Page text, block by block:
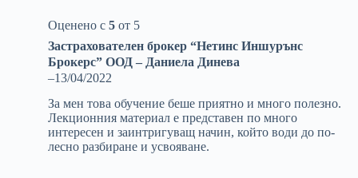
Оценено с 5 от 5
Застрахователен брокер “Нетинс Иншурънс
Брокерс” ООД – Даниела Динева
–13/04/2022
За мен това обучение беше приятно и много полезно.
Лекционния материал е представен по много
интересен и заинтригуващ начин, който води до по-
лесно разбиране и усвояване.